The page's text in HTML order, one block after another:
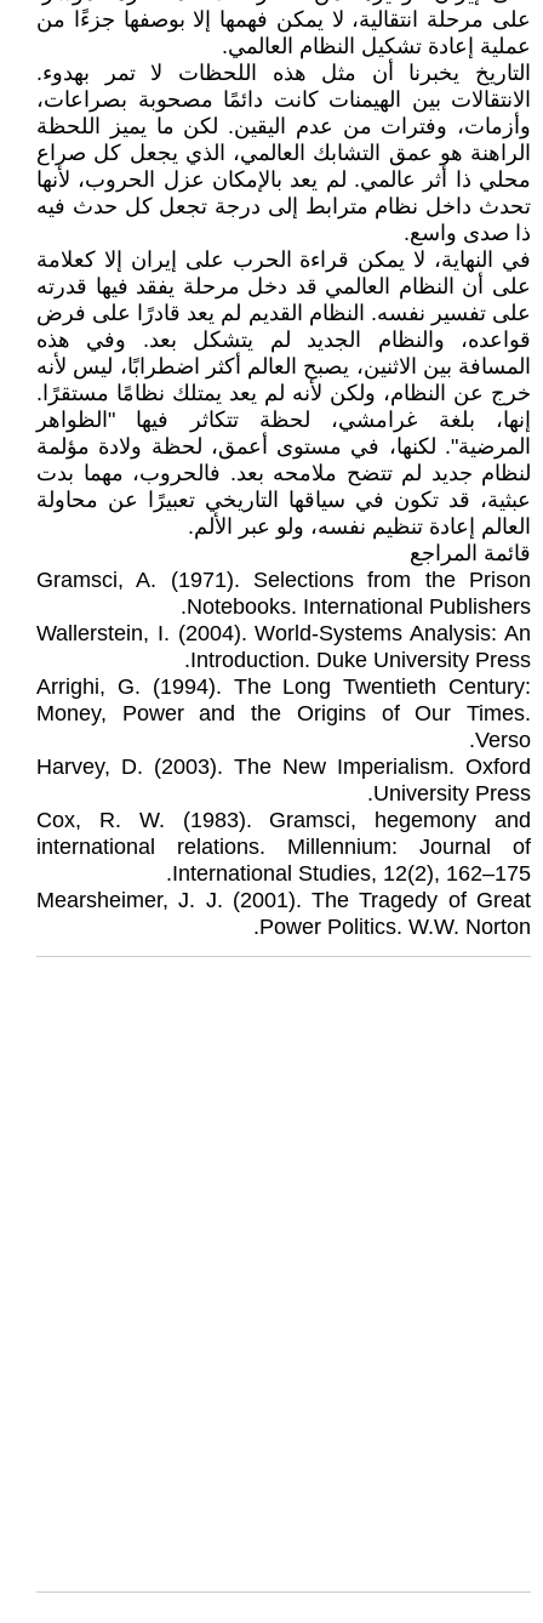
على مرحلة انتقالية، لا يمكن فهمها إلا بوصفها جزءًا من
عملية إعادة تشكيل النظام العالمي.
التاريخ يخبرنا أن مثل هذه اللحظات لا تمر بهدوء.
الانتقالات بين الهيمنات كانت دائمًا مصحوبة بصراعات،
وأزمات، وفترات من عدم اليقين. لكن ما يميز اللحظة
الراهنة هو عمق التشابك العالمي، الذي يجعل كل صراع
محلي ذا أثر عالمي. لم يعد بالإمكان عزل الحروب، لأنها
تحدث داخل نظام مترابط إلى درجة تجعل كل حدث فيه
ذا صدى واسع.
في النهاية، لا يمكن قراءة الحرب على إيران إلا كعلامة
على أن النظام العالمي قد دخل مرحلة يفقد فيها قدرته
على تفسير نفسه. النظام القديم لم يعد قادرًا على فرض
قواعده، والنظام الجديد لم يتشكل بعد. وفي هذه
المسافة بين الاثنين، يصبح العالم أكثر اضطرابًا، ليس لأنه
خرج عن النظام، ولكن لأنه لم يعد يمتلك نظامًا مستقرًا.
إنها، بلغة غرامشي، لحظة تتكاثر فيها "الظواهر
المرضية". لكنها، في مستوى أعمق، لحظة ولادة مؤلمة
لنظام جديد لم تتضح ملامحه بعد. فالحروب، مهما بدت
عبثية، قد تكون في سياقها التاريخي تعبيرًا عن محاولة
العالم إعادة تنظيم نفسه، ولو عبر الألم.
قائمة المراجع
Gramsci, A. (1971). Selections from the Prison
Notebooks. International Publishers.
Wallerstein, I. (2004). World-Systems Analysis: An
Introduction. Duke University Press.
Arrighi, G. (1994). The Long Twentieth Century:
Money, Power and the Origins of Our Times.
Verso.
Harvey, D. (2003). The New Imperialism. Oxford
University Press.
Cox, R. W. (1983). Gramsci, hegemony and
international relations. Millennium: Journal of
International Studies, 12(2), 162–175.
Mearsheimer, J. J. (2001). The Tragedy of Great
Power Politics. W.W. Norton.